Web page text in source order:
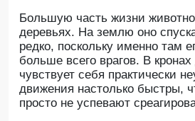
Большую часть жизни
деревьях. На землю оно
редко, поскольку именно там
больше всего врагов. В кронах
чувствует себя практически
движения настолько быстры,
просто не успевают